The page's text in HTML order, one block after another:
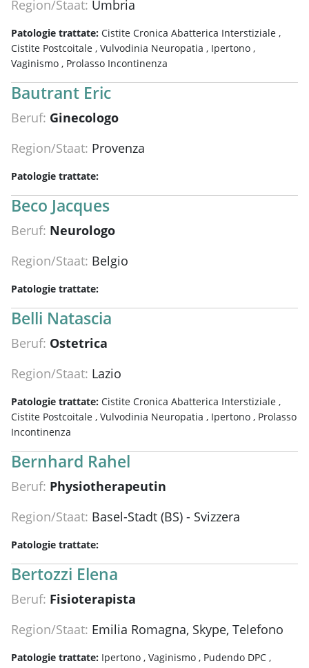
Region/Staat: Umbria
Patologie trattate: Cistite Cronica Abatterica Interstiziale ,
Cistite Postcoitale , Vulvodinia Neuropatia , Ipertono ,
Vaginismo , Prolasso Incontinenza
Bautrant Eric
Beruf: Ginecologo
Region/Staat: Provenza
Patologie trattate:
Beco Jacques
Beruf: Neurologo
Region/Staat: Belgio
Patologie trattate:
Belli Natascia
Beruf: Ostetrica
Region/Staat: Lazio
Patologie trattate: Cistite Cronica Abatterica Interstiziale ,
Cistite Postcoitale , Vulvodinia Neuropatia , Ipertono , Prolasso
Incontinenza
Bernhard Rahel
Beruf: Physiotherapeutin
Region/Staat: Basel-Stadt (BS) - Svizzera
Patologie trattate:
Bertozzi Elena
Beruf: Fisioterapista
Region/Staat: Emilia Romagna, Skype, Telefono
Patologie trattate: Ipertono , Vaginismo , Pudendo DPC ,